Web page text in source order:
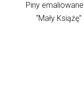
Piny
“Mały